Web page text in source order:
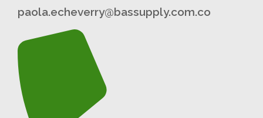
paola.echeverry@bassupply.com.co